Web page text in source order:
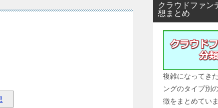
クラウドファン
想まとめ
複雑になってき
ングのタイプ別
徴をまとめていま